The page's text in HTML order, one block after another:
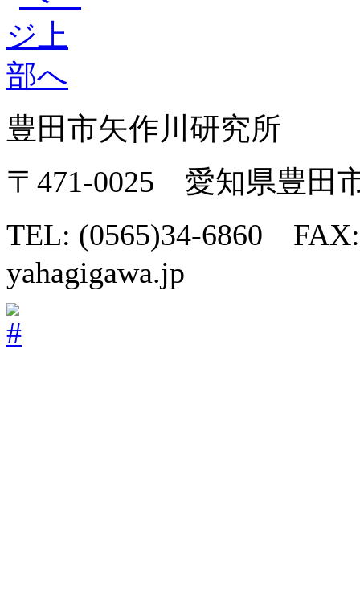
豊田市矢作川研究所
〒471-0025 愛知県豊田
TEL: (0565)34-6860
yahagigawa.jp